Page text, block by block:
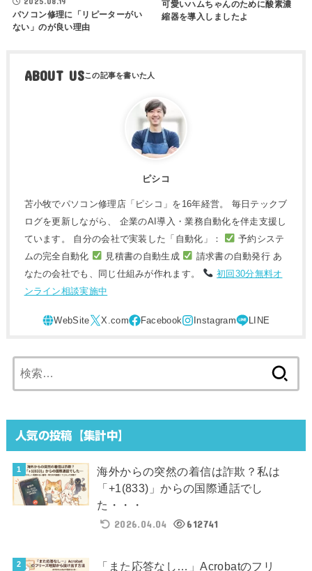
パソコン修理に「リピーターがい
ない」のが良い理由
可愛いハムちゃんのために酸素濃
縮器を導入しましたよ
ABOUT US
ピシコ
苫小牧でパソコン修理店「ピシコ」を16年経営。 毎日テックブ
ログを更新しながら、 企業のAI導入・業務自動化を伴走支援し
ています。 自分の会社で実装した「自動化」：
予約システ
ムの完全自動化
見積書の自動生成
請求書の自動発行 あ
なたの会社でも、同じ仕組みが作れます。
初回30分無料オ
ンライン相談実施中
索:
人気の投稿【集計中】
海外からの突然の着信は詐欺？私は
「+1(833)」からの国際通話でし
た・・・
2026.04.04
612741
「また応答なし…」Acrobatのフリ